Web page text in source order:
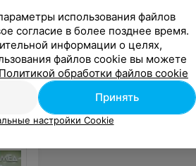
Еще
использования файлов
согласие в более позднее время.
информации о целях,
файлов cookie вы можете
Политикой обработки файлов cookie
Принять
настройки Cookie